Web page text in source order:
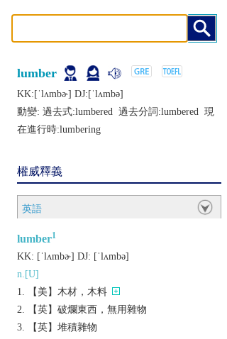
lumber
KK:[ˈlʌmbɚ] DJ:[ˈlʌmbǝ]
動變: 過去式:lumbered 過去分詞:lumbered 現
在進行時:lumbering
權威釋義
英語
lumber1
KK: [ˈlʌmbɚ] DJ: [ˈlʌmbǝ]
n.[U]
【美】木材，木料
【英】破爛東西，無用雜物
【英】堆積雜物